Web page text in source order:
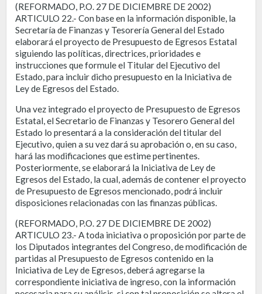
(REFORMADO, P.O. 27 DE DICIEMBRE DE 2002)
ARTICULO 22.- Con base en la información disponible, la
Secretaría de Finanzas y Tesorería General del Estado
elaborará el proyecto de Presupuesto de Egresos Estatal
siguiendo las políticas, directrices, prioridades e
instrucciones que formule el Titular del Ejecutivo del
Estado, para incluir dicho presupuesto en la Iniciativa de
Ley de Egresos del Estado.
Una vez integrado el proyecto de Presupuesto de Egresos
Estatal, el Secretario de Finanzas y Tesorero General del
Estado lo presentará a la consideración del titular del
Ejecutivo, quien a su vez dará su aprobación o, en su caso,
hará las modificaciones que estime pertinentes.
Posteriormente, se elaborará la Iniciativa de Ley de
Egresos del Estado, la cual, además de contener el proyecto
de Presupuesto de Egresos mencionado, podrá incluir
disposiciones relacionadas con las finanzas públicas.
(REFORMADO, P.O. 27 DE DICIEMBRE DE 2002)
ARTICULO 23.- A toda iniciativa o proposición por parte de
los Diputados integrantes del Congreso, de modificación de
partidas al Presupuesto de Egresos contenido en la
Iniciativa de Ley de Egresos, deberá agregarse la
correspondiente iniciativa de ingreso, con la información